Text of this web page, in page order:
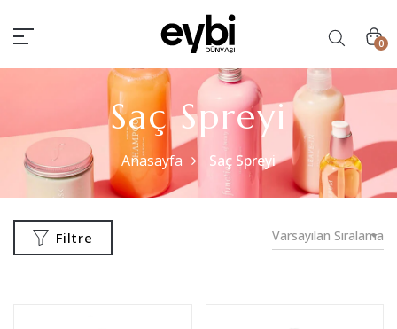
0
Saç Spreyi
Anasayfa Saç Spreyi
Filtre Varsayılan Sıralama